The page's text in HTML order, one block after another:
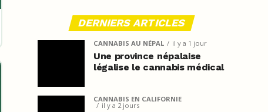
DERNIERS ARTICLES
CANNABIS AU NÉPAL il y a 1 jour
Une province népalaise
légalise le cannabis médical
CANNABIS EN CALIFORNIE
il y a 2 jours